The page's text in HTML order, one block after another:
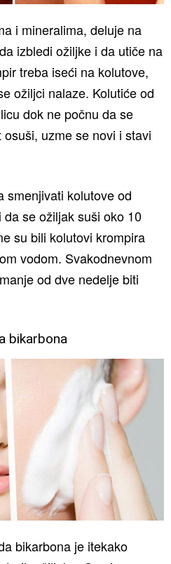
i mineralima, deluje na
izbledi ožiljke i da utiče na
treba iseći na kolutove,
ožiljci nalaze. Kolutiće od
dok ne počnu da se
uzme se novi i stavi
smenjivati kolutove od
se ožiljak suši oko 10
su bili kolutovi krompira
vodom. Svakodnevnom
od dve nedelje biti
bikarbona
bikarbona je itekako